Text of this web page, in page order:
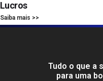
Lucros
Saiba mais >>
Tudo o que a
para uma